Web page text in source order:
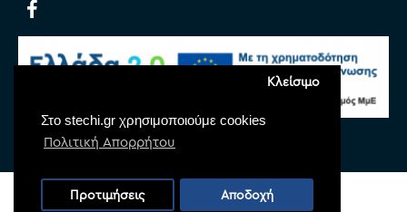
Στο stechi.gr χρησιμοποιούμε cookies
Πολιτική Απορρήτου
Κλείσιμο
Προτιμήσεις Αποδοχή
Copyright © 2022 Stechi, All Rights Reserved
Powered by
Monoware Web